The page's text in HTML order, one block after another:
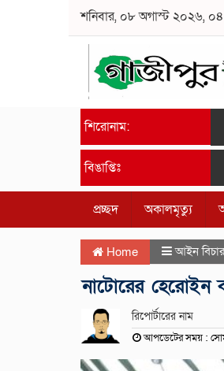
শনিবার, ০৮ অগাস্ট ২০২৬,
শিরোনাম:
বিঙাপ্তিঃ
প্রচ্ছদ অকালমৃত্যু
Home আইন বিচার
নাটোরের হেরোইন
রিপোর্টারের নাম
আপডেটের সময় :